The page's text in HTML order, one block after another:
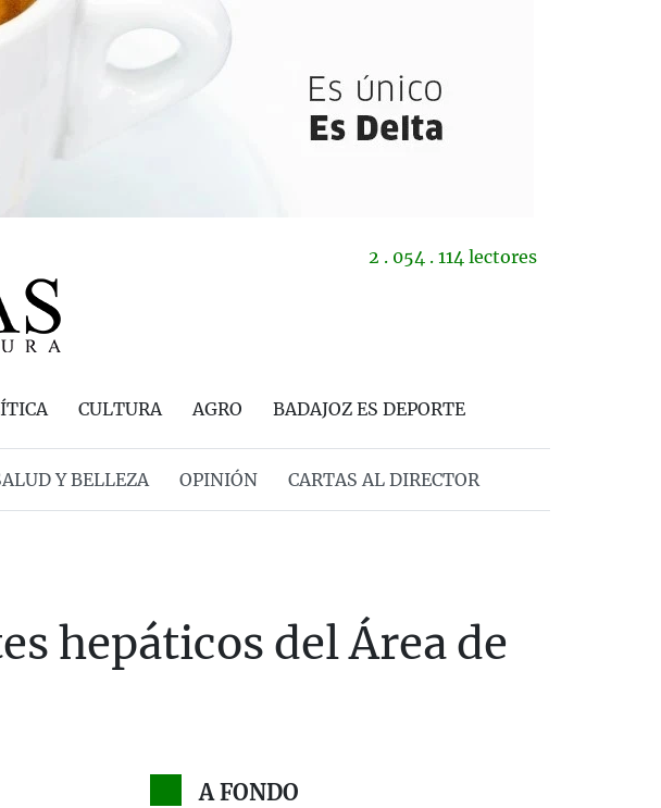
2 . 054 . 114 lectores
CULTURA AGRO BADAJOZ ES DEPORTE
Y BELLEZA OPINIÓN CARTAS AL DIRECTOR
hepáticos del Área de
A FONDO